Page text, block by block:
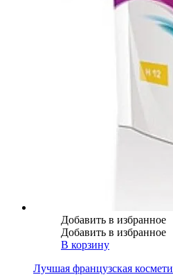
Добавить в избранное
Добавить в избранное
В корзину
Лучшая французская